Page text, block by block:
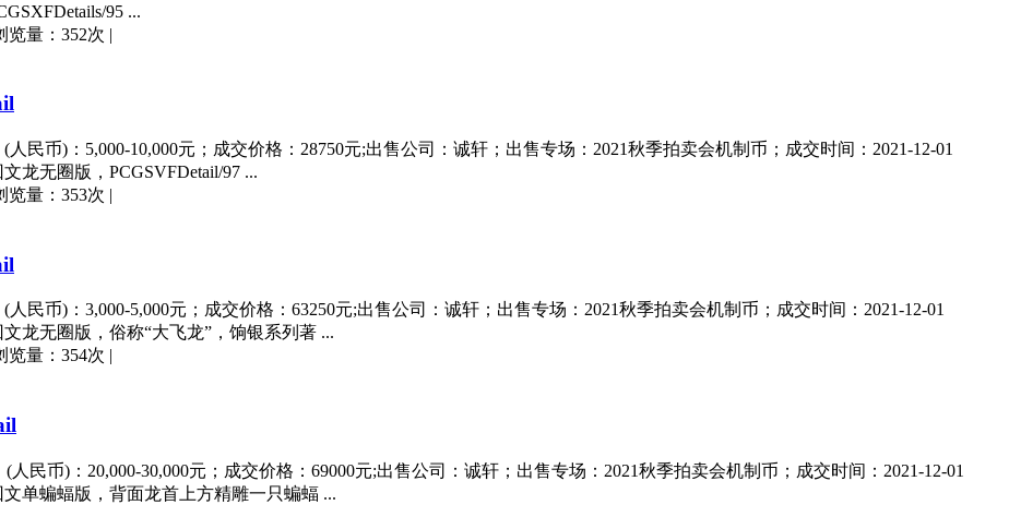
95 ...
览量：352次 |
民币)：5,000-10,000元；成交价格：28750元;出售公司：诚轩；出售专场：2021秋季拍卖会机制币；成交时间：2021-12-01
龙无圈版，PCGSVFDetail/97 ...
览量：353次 |
民币)：3,000-5,000元；成交价格：63250元;出售公司：诚轩；出售专场：2021秋季拍卖会机制币；成交时间：2021-12-01
龙无圈版，俗称“大飞龙”，饷银系列著 ...
览量：354次 |
民币)：20,000-30,000元；成交价格：69000元;出售公司：诚轩；出售专场：2021秋季拍卖会机制币；成交时间：2021-12-01
单蝙蝠版，背面龙首上方精雕一只蝙蝠 ...